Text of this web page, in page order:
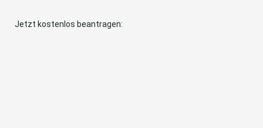
Jetzt kostenlos beantragen: